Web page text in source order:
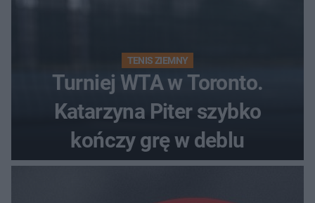
TENIS ZIEMNY
Turniej WTA w Toronto.
Katarzyna Piter szybko
kończy grę w deblu